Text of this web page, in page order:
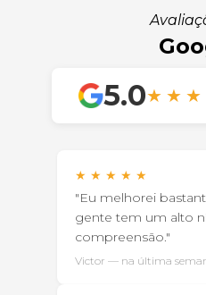
5.0★ ★ ★
★ ★ ★ ★ ★
"Eu melhorei
gente tem um alto
compreensão."
Victor — na última